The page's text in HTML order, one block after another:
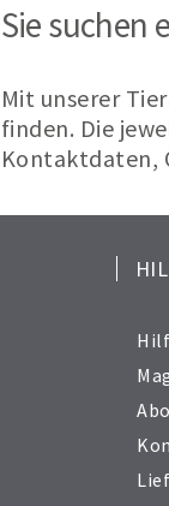
Sie suchen
Mit unserer
finden. Die
Kontaktdaten,